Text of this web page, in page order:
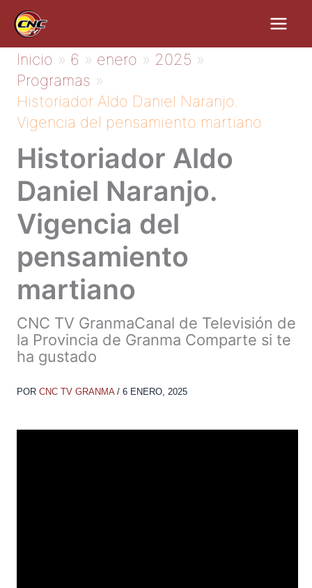
contenido
Inicio 6 enero
2025
Programas
Historiador Aldo Daniel Naranjo.
Vigencia del pensamiento martiano
Historiador Aldo
Daniel Naranjo.
Vigencia del
pensamiento
martiano
CNC TV GranmaCanal de Televisión de
la Provincia de Granma Comparte si te
ha gustado
POR CNC TV GRANMA / 6 ENERO, 2025